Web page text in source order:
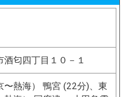
匂四丁目１０－１
〜熱海） 鴨宮 (22分)、東